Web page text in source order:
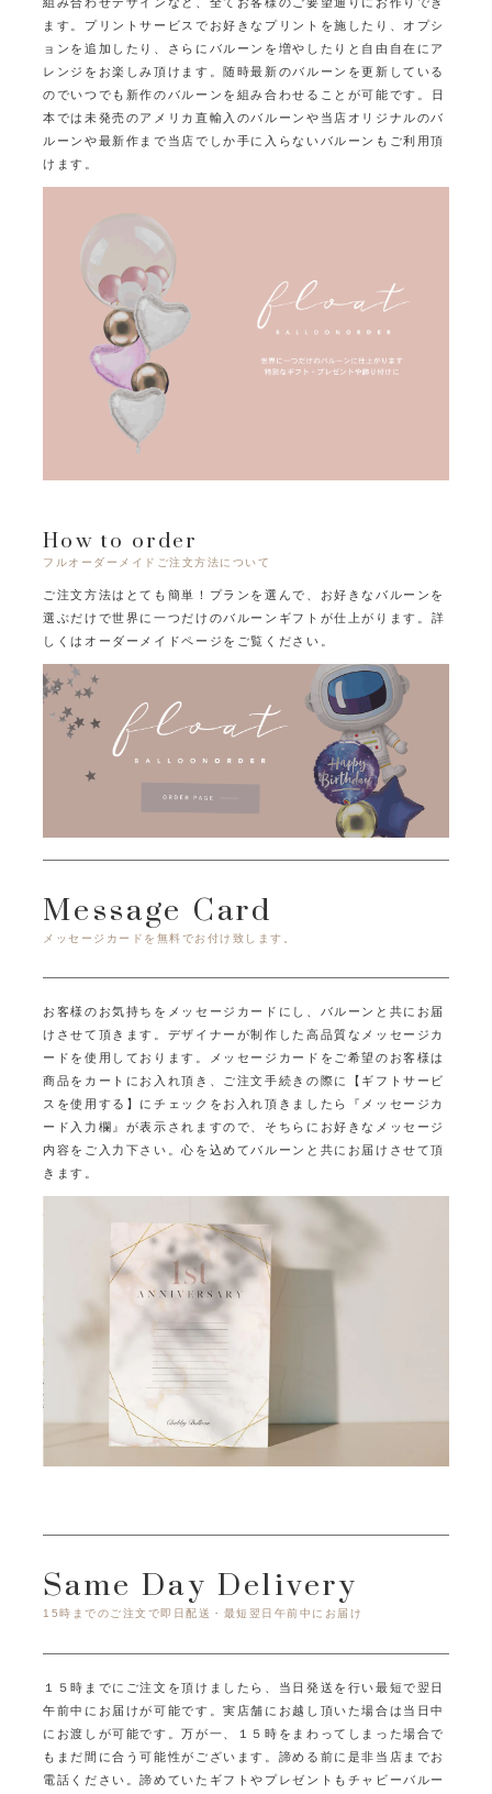
組み合わせデザインなど、全てお客様のご要望通りにお作りでき
ます。 プリントサービスでお好きなプリントを施したり、オプシ
ョンを追加したり、
さらにバルーンを増やしたりと自由自在にア
レンジをお楽しみ頂けます。 随時最新のバルーンを更新している
のでいつでも新作のバルーンを組み合わせることが可能です。
日
本では未発売のアメリカ直輸入のバルーンや当店オリジナルのバ
ルーンや最新作まで 当店でしか手に入らないバルーンもご利用頂
けます。
How to order
フルオーダーメイドご注文方法について
ご注文方法はとても簡単！プランを選んで、お好きなバルーンを
選ぶだけで世界に一つだけのバルーンギフトが仕上がります。 詳
しくはオーダーメイドページをご覧ください。
Message Card
メッセージカードを無料でお付け致します。
お客様のお気持ちをメッセージカードにし、バルーンと共にお届
けさせて頂きます。 デザイナーが制作した高品質なメッセージカ
ードを使用しております。
メッセージカードをご希望のお客様は
商品をカートにお入れ頂き、ご注文手続きの際に
【ギフトサービ
スを使用する】にチェックをお入れ頂きましたら
『メッセージカ
ード入力欄』が表示されますので、そちらにお好きなメッセージ
内容をご入力下さい。心を込めてバルーンと共にお届けさせて頂
きます。
Same Day Delivery
15時までのご注文で即日配送・最短翌日午前中にお届け
１５時までにご注文を頂けましたら、当日発送を行い最短で翌日
午前中にお届けが可能です。実店舗にお越し頂いた場合は当日中
にお渡しが可能です。万が一、１５時をまわってしまった場合で
もまだ間に合う可能性がございます。 諦める前に是非当店までお
電話ください。諦めていたギフトやプレゼントもチャビーバルー